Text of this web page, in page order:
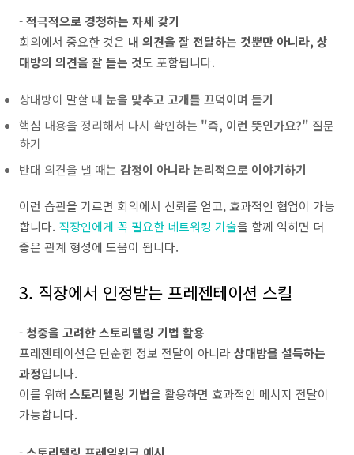
-적극적으로 경청하는 자세 갖기
회의에서 중요한 것은 내 의견을 잘 전달하는 것뿐만 아니라, 상
대방의 의견을 잘 듣는 것도 포함됩니다.
상대방이 말할 때 눈을 맞추고 고개를 끄덕이며 듣기
핵심 내용을 정리해서 다시 확인하는 "즉, 이런 뜻인가요?" 질문
하기
반대 의견을 낼 때는 감정이 아니라 논리적으로 이야기하기
이런 습관을 기르면 회의에서 신뢰를 얻고, 효과적인 협업이 가능
합니다. 직장인에게 꼭 필요한 네트워킹 기술을 함께 익히면 더
좋은 관계 형성에 도움이 됩니다.
3. 직장에서 인정받는 프레젠테이션 스킬
-청중을 고려한 스토리텔링 기법 활용
프레젠테이션은 단순한 정보 전달이 아니라상대방을 설득하는
과정입니다.
이를 위해 스토리텔링 기법을 활용하면 효과적인 메시지 전달이
가능합니다.